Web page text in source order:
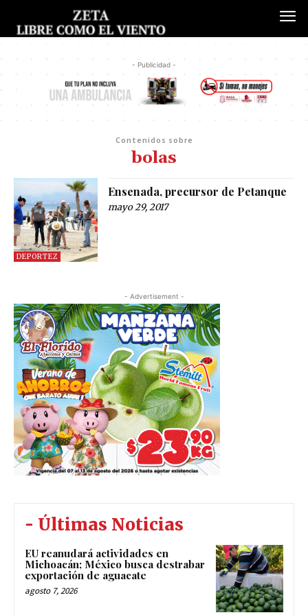
- Publicidad -
Contenidos sobre
bolas
DEPORTEZ
Ensenada, precursor de Petanque
mayo 29, 2017
- Advertisement -
- Últimas Noticias
EU reanudará actividades en
Michoacán; México busca destrabar
exportación de aguacate
agosto 7, 2026